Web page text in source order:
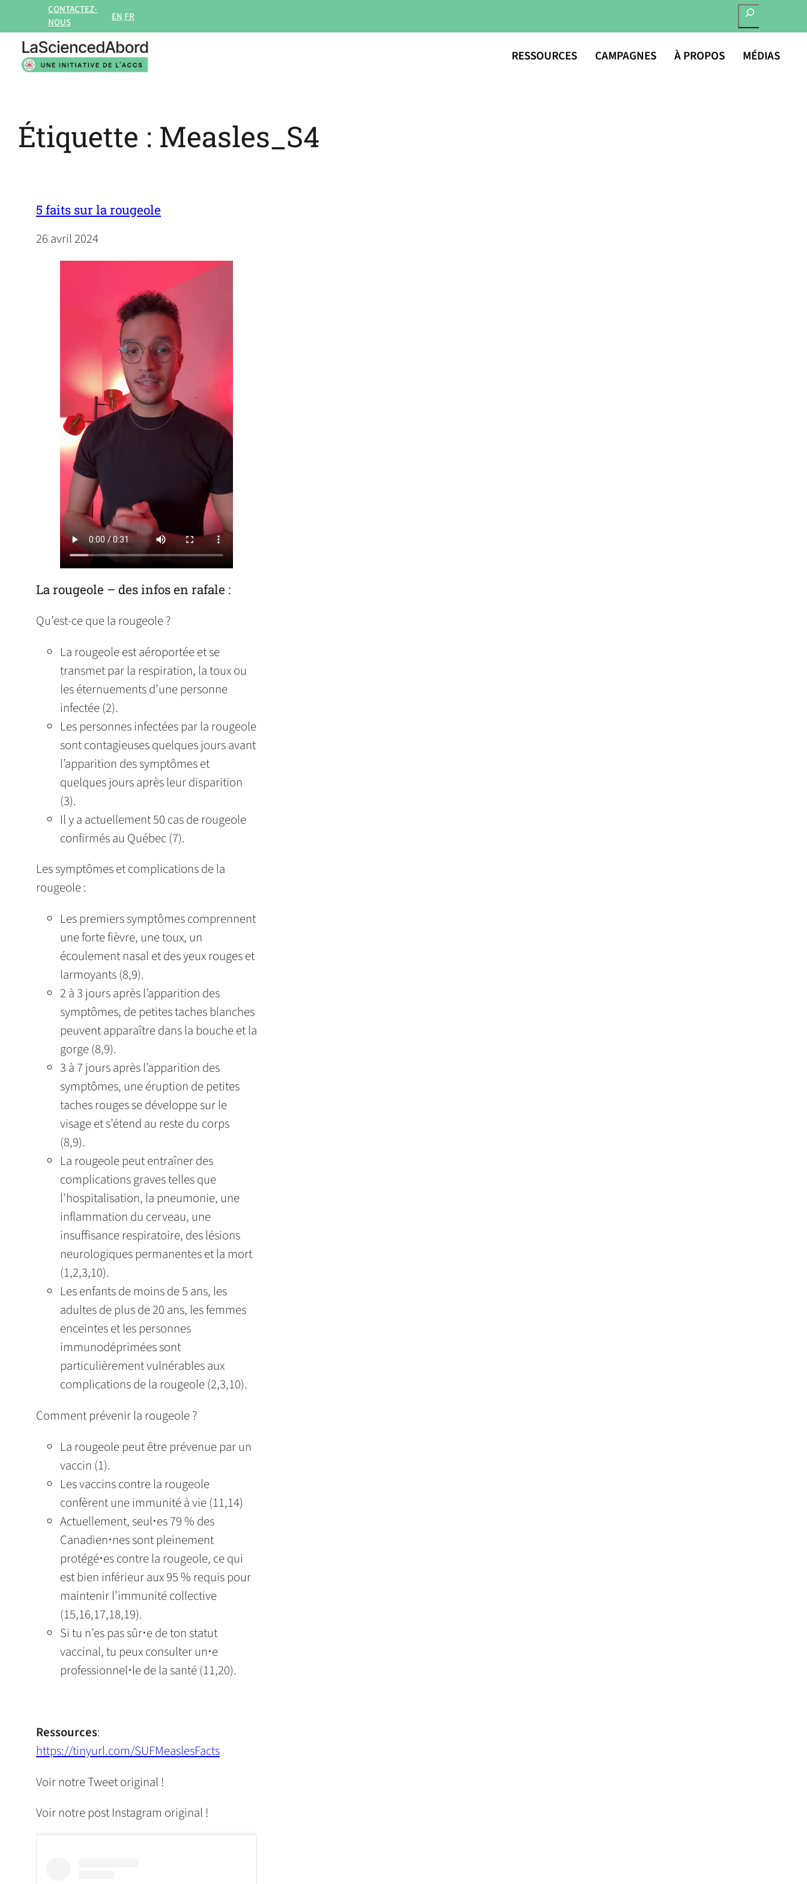
contenu
CONTACTEZ-
NOUS
EN FR
RECHERCHER
RESSOURCES CAMPAGNES À PROPOS MÉDIAS
Étiquette : Measles_S4
5 faits sur la rougeole
26 avril 2024
La rougeole – des infos en rafale :
Qu’est-ce que la rougeole ?
La rougeole est aéroportée et se
transmet par la respiration, la toux ou
les éternuements d’une personne
infectée (2).
Les personnes infectées par la rougeole
sont contagieuses quelques jours avant
l’apparition des symptômes et
quelques jours après leur disparition
(3).
Il y a actuellement 50 cas de rougeole
confirmés au Québec (7).
Les symptômes et complications de la
rougeole :
Les premiers symptômes comprennent
une forte fièvre, une toux, un
écoulement nasal et des yeux rouges et
larmoyants (8,9).
2 à 3 jours après l’apparition des
symptômes, de petites taches blanches
peuvent apparaître dans la bouche et la
gorge (8,9).
3 à 7 jours après l’apparition des
symptômes, une éruption de petites
taches rouges se développe sur le
visage et s’étend au reste du corps
(8,9).
La rougeole peut entraîner des
complications graves telles que
l’hospitalisation, la pneumonie, une
inflammation du cerveau, une
insuffisance respiratoire, des lésions
neurologiques permanentes et la mort
(1,2,3,10).
Les enfants de moins de 5 ans, les
adultes de plus de 20 ans, les femmes
enceintes et les personnes
immunodéprimées sont
particulièrement vulnérables aux
complications de la rougeole (2,3,10).
Comment prévenir la rougeole ?
La rougeole peut être prévenue par un
vaccin (1).
Les vaccins contre la rougeole
confèrent une immunité à vie (11,14)
Actuellement, seul⋅es 79 % des
Canadien⋅nes sont pleinement
protégé⋅es contre la rougeole, ce qui
est bien inférieur aux 95 % requis pour
maintenir l’immunité collective
(15,16,17,18,19).
Si tu n’es pas sûr⋅e de ton statut
vaccinal, tu peux consulter un⋅e
professionnel⋅le de la santé (11,20).
Ressources:
https://tinyurl.com/SUFMeaslesFacts
Voir notre Tweet original !
Voir notre post Instagram original !